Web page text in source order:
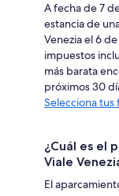
A fecha de 7
estancia de
Venezia el 6
impuestos
más barata
próximos 30
Selecciona tus
¿Cuál es el
Viale
El